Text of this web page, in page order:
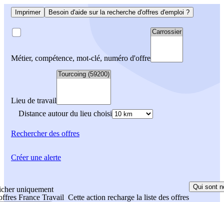
Imprimer Besoin d'aide sur la recherche d'offres d'emploi ?
Métier, compétence, mot-clé, numéro d'offre
Lieu de travail
Distance autour du lieu choisi
Rechercherdes offres
uniquement
France Travail Cette action recharge la liste des offres
Qui sont
Créer une alerte